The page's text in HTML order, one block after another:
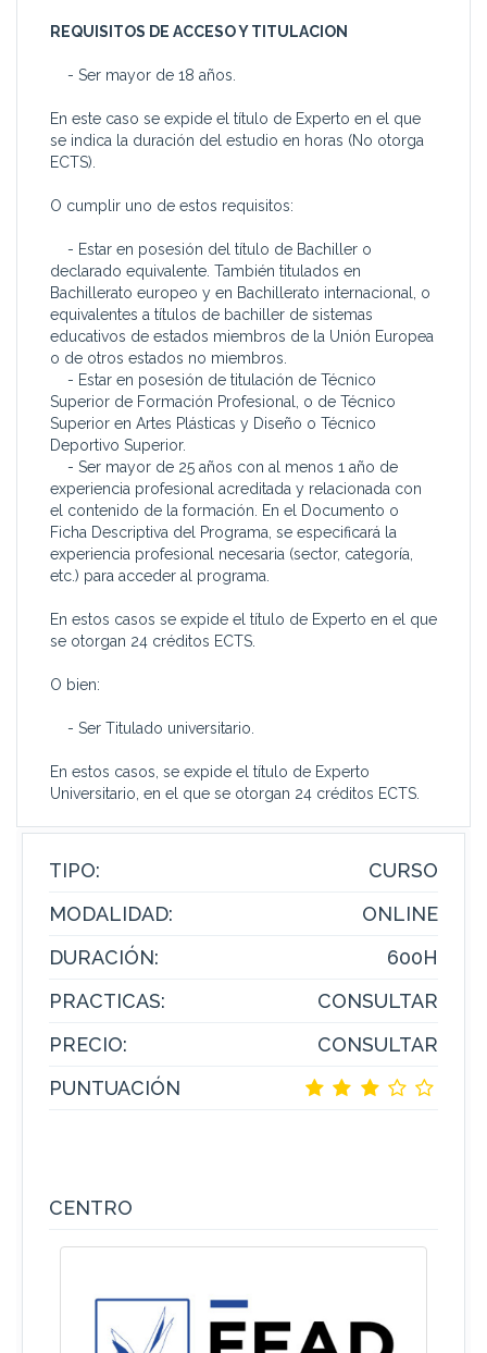
REQUISITOS DE ACCESO Y TITULACION
- Ser mayor de 18 años.
En este caso se expide el título de Experto en el que
se indica la duración del estudio en horas (No otorga
ECTS).
O cumplir uno de estos requisitos:
- Estar en posesión del título de Bachiller o
declarado equivalente. También titulados en
Bachillerato europeo y en Bachillerato internacional, o
equivalentes a títulos de bachiller de sistemas
educativos de estados miembros de la Unión Europea
o de otros estados no miembros.
- Estar en posesión de titulación de Técnico
Superior de Formación Profesional, o de Técnico
Superior en Artes Plásticas y Diseño o Técnico
Deportivo Superior.
- Ser mayor de 25 años con al menos 1 año de
experiencia profesional acreditada y relacionada con
el contenido de la formación. En el Documento o
Ficha Descriptiva del Programa, se especificará la
experiencia profesional necesaria (sector, categoría,
etc.) para acceder al programa.
En estos casos se expide el título de Experto en el que
se otorgan 24 créditos ECTS.
O bien:
- Ser Titulado universitario.
En estos casos, se expide el título de Experto
Universitario, en el que se otorgan 24 créditos ECTS.
TIPO:
CURSO
MODALIDAD:
ONLINE
DURACIÓN:
600H
PRACTICAS:
CONSULTAR
PRECIO:
CONSULTAR
PUNTUACIÓN
CENTRO